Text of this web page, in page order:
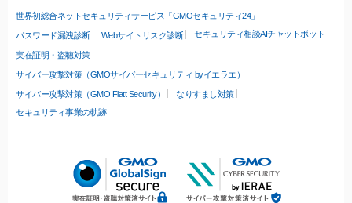
世界初総合ネットセキュリティサービス「GMOセキュリティ24」
パスワード漏洩診断 Webサイトリスク診断 セキュリティ相談AIチャットボット
実在証明・盗聴対策
サイバー攻撃対策（GMOサイバーセキュリティ byイエラエ）
サイバー攻撃対策（GMO Flatt Security）
なりすまし対策
セキュリティ事業の軌跡